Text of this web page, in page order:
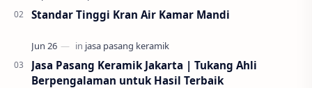
Standar Tinggi Kran Air Kamar Mandi
Jasa Pasang Keramik Jakarta | Tukang Ahli
Berpengalaman untuk Hasil Terbaik